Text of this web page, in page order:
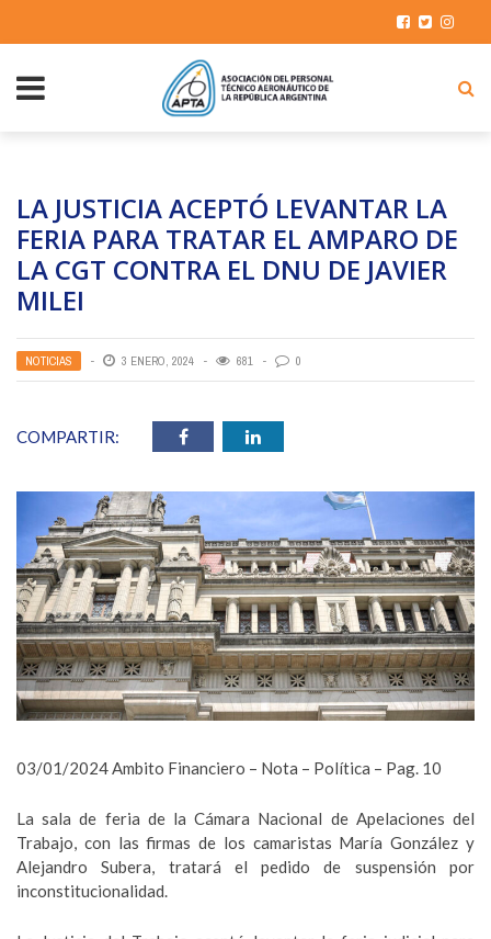
LA JUSTICIA ACEPTÓ LEVANTAR LA
FERIA PARA TRATAR EL AMPARO DE
LA CGT CONTRA EL DNU DE JAVIER
MILEI
NOTICIAS 3 ENERO, 2024 681 0
COMPARTIR:
03/01/2024 Ambito Financiero – Nota – Política – Pag. 10
La sala de feria de la Cámara Nacional de Apelaciones del
Trabajo, con las firmas de los camaristas María González y
Alejandro Subera, tratará el pedido de suspensión por
inconstitucionalidad.